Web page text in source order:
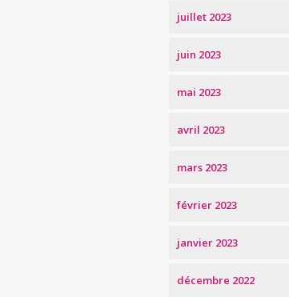
juillet 2023
juin 2023
mai 2023
avril 2023
mars 2023
février 2023
janvier 2023
décembre 2022